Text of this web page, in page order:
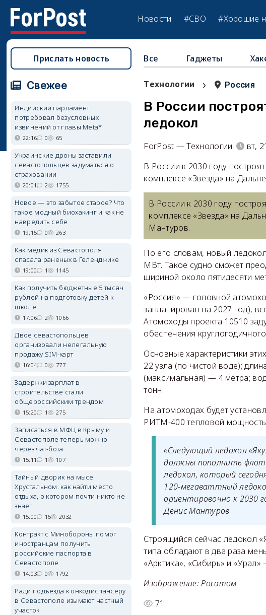
Новости #СВО #Хорошие
Все Гаджеты
Технологии › Россия
В России
ледокол
ForPost — Технологии
вт,
В России к 2030 году
комплексе «Звезда» на
В России к 2030 году
комплексе «Звезда» на
Мантуров.
По его словам, новый
МВт. Такое судно сможет
шириной около пятидесяти
«Россия» — головной
запланирован на 2027 год),
Атомоходы проекта 10510
обеспечения
Основные характеристики
22 узла (по чистой воде);
(максимальная) — 4 метра;
тонн.
На атомоходах будет
РИТМ-400 тепловой
«Следующий ледокол
должны пополнить флот
ледокол, который
120-мегаваттный
ориентировочно к 2030
Денис Мантуров
Строящийся сейчас ледокол
типа обладают в два раза
«Арктика», «Сибирь» и
Изображение: Росатом
71
Прислать новость
Свежее
Индийский парламент
потребовал безусловных
извинений от главы Meta*
22:16 0 65
Украинские дроны заставили
севастопольцев задуматься о
страховании
20:01 2 1755
Новое — это забытое старое? Что
такое модный биохакинг и как не
навредить себе
19:15 0 263
Как медик из Севастополя
спасала раненых в Геленджике
19:00 1 1145
Как получить бюджетные 5 тысяч
рублей на подготовку детей к
школе
17:06 2 1066
Двое севастопольцев
организовали нелегальную
продажу SIM-карт
16:04 0 777
Задержки зарплат в
строительстве стали
общероссийским трендом
15:20 1 275
Записаться в МФЦ в Крыму и
Севастополе теперь можно
через чат-бота
15:11 1 107
Тайный дворик на мысе
Хрустальном: как найти место
отдыха, о котором почти никто не
знает
15:00 15 2032
Контракт с Минобороны помог
иностранцам получить
российские паспорта в
Севастополе
14:03 0 1792
Ради подъезда к онкодиспансеру
в Севастополе изымают частный
участок